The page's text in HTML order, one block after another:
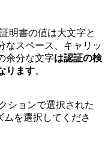
証明書の値は大文字と
なスペース、キャリッ
余分な文字は認証の検
ります。
ションで選択された
を選択してくださ